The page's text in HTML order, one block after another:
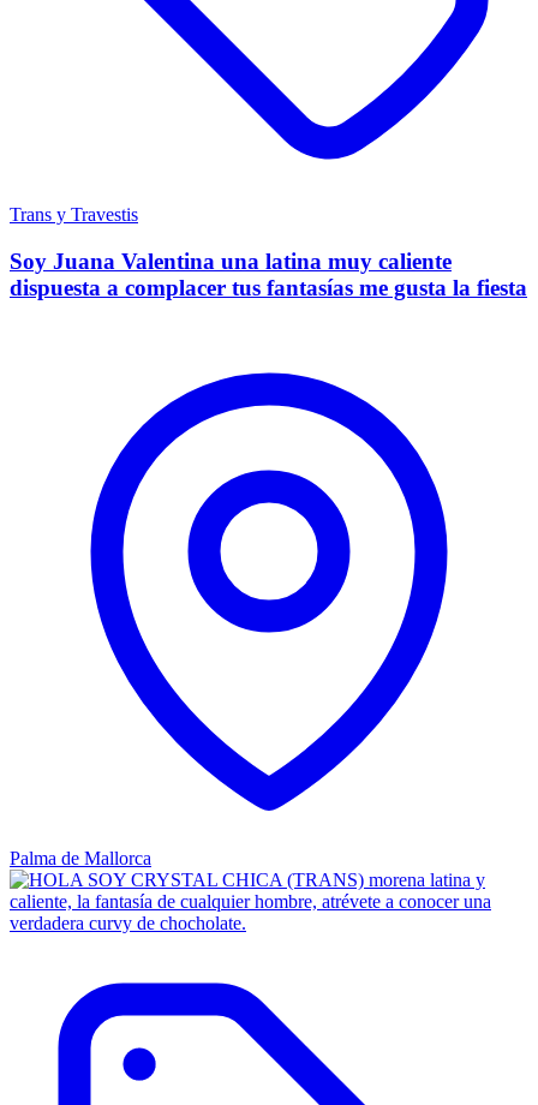
Trans y Travestis
Soy Juana Valentina una latina muy caliente
dispuesta a complacer tus fantasías me gusta la fiesta
Palma de Mallorca